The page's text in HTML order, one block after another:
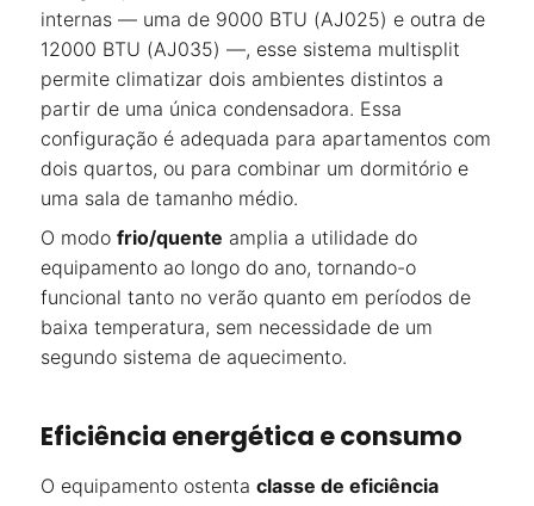
internas — uma de 9000 BTU (AJ025) e outra de
12000 BTU (AJ035) —, esse sistema multisplit
permite climatizar dois ambientes distintos a
partir de uma única condensadora. Essa
configuração é adequada para apartamentos com
dois quartos, ou para combinar um dormitório e
uma sala de tamanho médio.
O modo frio/quente amplia a utilidade do
equipamento ao longo do ano, tornando-o
funcional tanto no verão quanto em períodos de
baixa temperatura, sem necessidade de um
segundo sistema de aquecimento.
Eficiência energética e consumo
O equipamento ostenta classe de eficiência